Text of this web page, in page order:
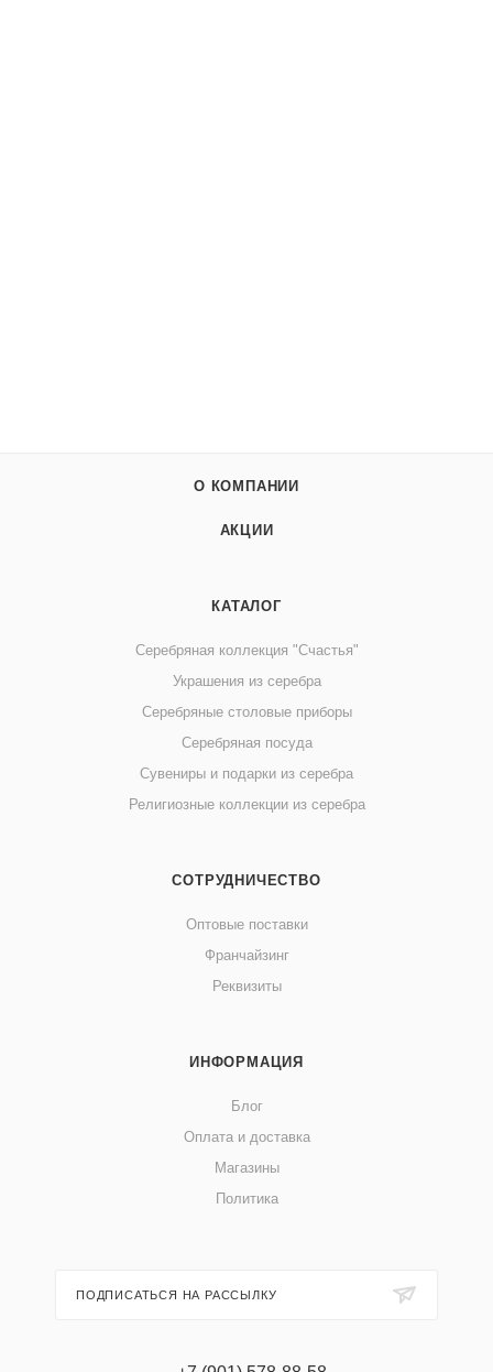
О КОМПАНИИ
АКЦИИ
КАТАЛОГ
Серебряная коллекция "Счастья"
Украшения из серебра
Серебряные столовые приборы
Серебряная посуда
Сувениры и подарки из серебра
Религиозные коллекции из серебра
СОТРУДНИЧЕСТВО
Оптовые поставки
Франчайзинг
Реквизиты
ИНФОРМАЦИЯ
Блог
Оплата и доставка
Магазины
Политика
ПОДПИСАТЬСЯ НА РАССЫЛКУ